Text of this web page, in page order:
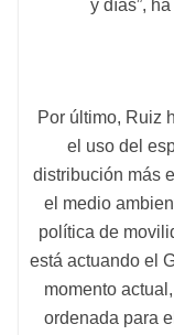
y días”,
Por último, Ruiz
el uso del
distribución más
el medio
política de
está actuando el
momento
ordenada para